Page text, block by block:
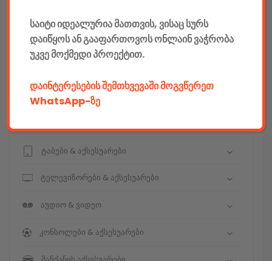
კომპიუტერები & აქსესუარები
კამერები & აქსესუარები
ტაბები & აქსესუარები
ტელევიზორები & აქსესუარები
აუდიო & ვიდეო
კონსოლები & აქსესუარები
საიტი იდეალურია მათთვის, ვისაც სურს
დაიწყოს ან გააფართოვოს ონლაინ ვაჭრობა
უკვე მოქმედი პროექტით.
დაინტერესების შემთხვევაში მოგვწერეთ
WhatsApp-ზე